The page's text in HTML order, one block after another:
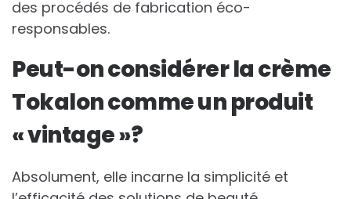
des procédés de fabrication éco-
responsables.
Peut-on considérer la crème
Tokalon comme un produit
« vintage »?
Absolument, elle incarne la simplicité et